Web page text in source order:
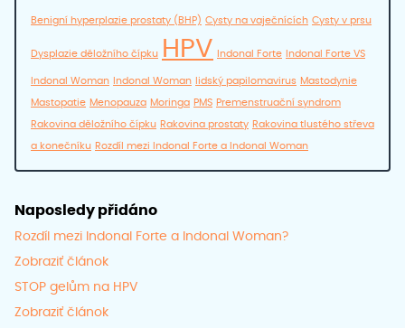
Benigní hyperplazie prostaty (BHP) Cysty na vaječnících Cysty v prsu
Dysplazie děložního čípku HPV Indonal Forte Indonal Forte VS
Indonal Woman Indonal Woman lidský papilomavirus Mastodynie
Mastopatie Menopauza Moringa PMS Premenstruační syndrom
Rakovina děložního čípku Rakovina prostaty Rakovina tlustého střeva
a konečníku Rozdíl mezi Indonal Forte a Indonal Woman
Naposledy přidáno
Rozdíl mezi Indonal Forte a Indonal Woman?
Zobraziť článok
STOP gelům na HPV
Zobraziť článok